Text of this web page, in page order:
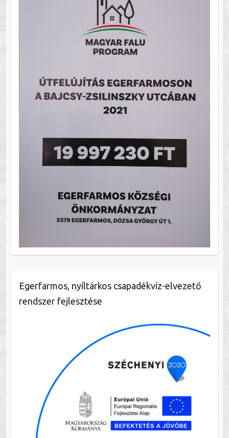
Egerfarmos, nyíltárkos csapadékvíz-elvezető
rendszer fejlesztése